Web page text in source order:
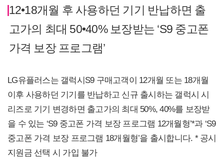
12•18개월 후 사용하던 기기 반납하면 출
고가의 최대 50•40% 보장받는 ‘S9 중고폰
가격 보장 프로그램’
LG유플러스는 갤럭시S9 구매고객이 12개월 또는 18개월
이후 사용하던 기기를 반납하고 신규 출시하는 갤럭시 시
리즈로 기기 변경하면 출고가의 최대 50%, 40%를 보장받
을 수 있는 ‘S9 중고폰 가격 보장 프로그램 12개월형’*과 ‘S9
중고폰 가격 보장 프로그램 18개월형’을 출시합니다. * 공시
지원금 선택 시 가입 불가